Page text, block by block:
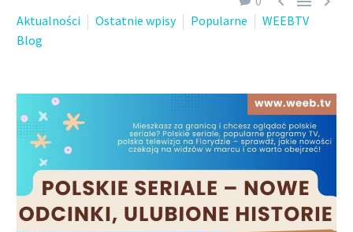
Polish
Aktualności Ostatnie wpisy Popularne
WEEBTV
Blog